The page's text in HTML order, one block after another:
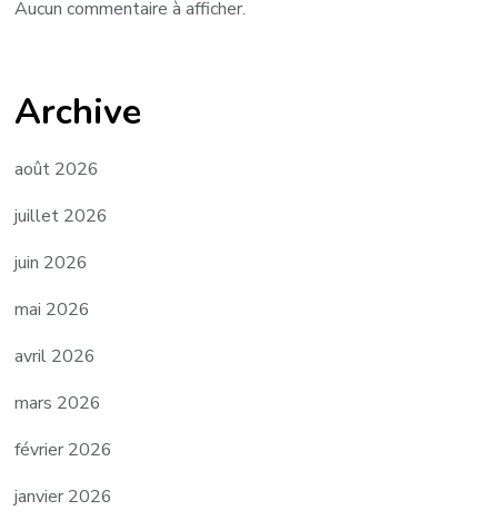
Aucun commentaire à afficher.
Archive
août 2026
juillet 2026
juin 2026
mai 2026
avril 2026
mars 2026
février 2026
janvier 2026